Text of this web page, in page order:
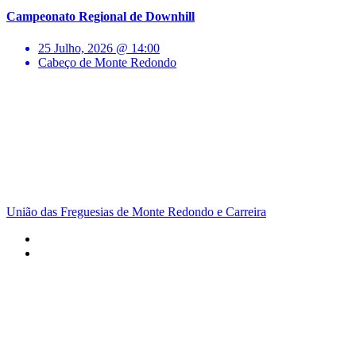
Campeonato Regional de Downhill
25 Julho, 2026 @ 14:00
Cabeço de Monte Redondo
União das Freguesias de Monte Redondo e Carreira